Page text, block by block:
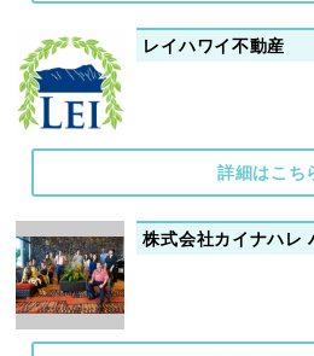
レイハワイ不動産
詳細はこち
株式会社カイナハレ